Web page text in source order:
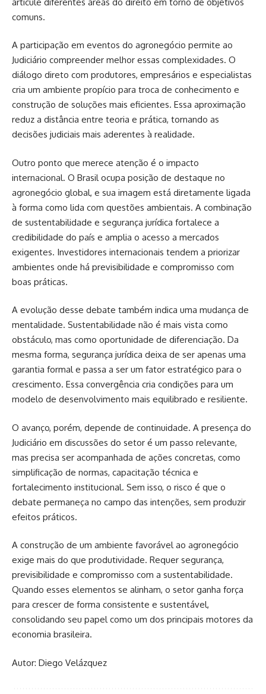
comuns.
A participação em eventos do agronegócio permite ao
Judiciário compreender melhor essas complexidades. O
diálogo direto com produtores, empresários e especialistas
cria um ambiente propício para troca de conhecimento e
construção de soluções mais eficientes. Essa aproximação
reduz a distância entre teoria e prática, tornando as
decisões judiciais mais aderentes à realidade.
Outro ponto que merece atenção é o impacto
internacional. O Brasil ocupa posição de destaque no
agronegócio global, e sua imagem está diretamente ligada
à forma como lida com questões ambientais. A combinação
de sustentabilidade e segurança jurídica fortalece a
credibilidade do país e amplia o acesso a mercados
exigentes. Investidores internacionais tendem a priorizar
ambientes onde há previsibilidade e compromisso com
boas práticas.
A evolução desse debate também indica uma mudança de
mentalidade. Sustentabilidade não é mais vista como
obstáculo, mas como oportunidade de diferenciação. Da
mesma forma, segurança jurídica deixa de ser apenas uma
garantia formal e passa a ser um fator estratégico para o
crescimento. Essa convergência cria condições para um
modelo de desenvolvimento mais equilibrado e resiliente.
O avanço, porém, depende de continuidade. A presença do
Judiciário em discussões do setor é um passo relevante,
mas precisa ser acompanhada de ações concretas, como
simplificação de normas, capacitação técnica e
fortalecimento institucional. Sem isso, o risco é que o
debate permaneça no campo das intenções, sem produzir
efeitos práticos.
A construção de um ambiente favorável ao agronegócio
exige mais do que produtividade. Requer segurança,
previsibilidade e compromisso com a sustentabilidade.
Quando esses elementos se alinham, o setor ganha força
para crescer de forma consistente e sustentável,
consolidando seu papel como um dos principais motores da
economia brasileira.
Autor: Diego Velázquez